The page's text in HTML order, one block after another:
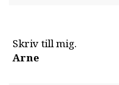
Skriv till mig.
Arne